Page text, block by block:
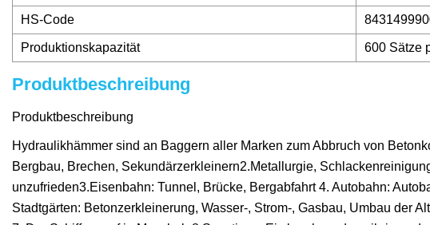
HS-Code
Produktionskapazität 600 Sätze
Produktbeschreibung
Produktbeschreibung
Hydraulikhämmer sind an Baggern aller Marken zum Abbruch von
Bergbau, Brechen, Sekundärzerkleinern2.Metallurgie,
unzufrieden3.Eisenbahn: Tunnel, Brücke, Bergabfahrt 4. Autobahn:
Stadtgärten: Betonzerkleinerung, Wasser-, Strom-, Gasbau, Umbau der